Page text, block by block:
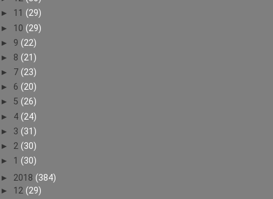
► 11 (29)
► 10 (29)
► 9 (22)
► 8 (21)
► 7 (23)
► 6 (20)
► 5 (26)
► 4 (24)
► 3 (31)
► 2 (30)
► 1 (30)
► 2018 (384)
► 12 (29)